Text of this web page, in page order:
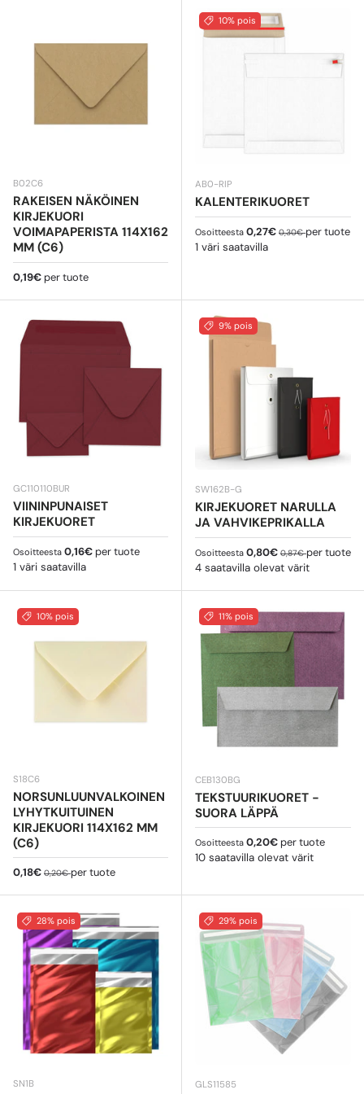
B02C6
RAKEISEN NÄKÖINEN
KIRJEKUORI
VOIMAPAPERISTA 114X162
MM (C6)
Normaali hinta
0,19€ per tuote
10% pois
AB0-RIP
KALENTERIKUORET
Myyntihinta
Osoitteesta 0,27€ Normaali hinta
0,30€per tuote
1 väri saatavilla
GC110110BUR
VIININPUNAISET
KIRJEKUORET
Normaali hinta
Osoitteesta 0,16€ per tuote
1 väri saatavilla
9% pois
SW162B-G
KIRJEKUORET NARULLA
JA VAHVIKEPRIKALLA
Myyntihinta
Osoitteesta 0,80€ Normaali hinta
0,87€per tuote
4 saatavilla olevat värit
10% pois
S18C6
NORSUNLUUNVALKOINEN
LYHYTKUITUINEN
KIRJEKUORI 114X162 MM
(C6)
Myyntihinta
0,18€ Normaali hinta
0,20€per tuote
11% pois
CEB130BG
TEKSTUURIKUORET -
SUORA LÄPPÄ
Normaali hinta
Osoitteesta 0,20€ per tuote
10 saatavilla olevat värit
28% pois
SN1B
29% pois
GLS11585